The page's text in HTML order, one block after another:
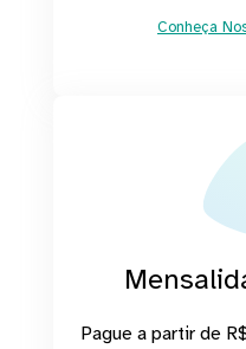
Conheça
Pague a partir de